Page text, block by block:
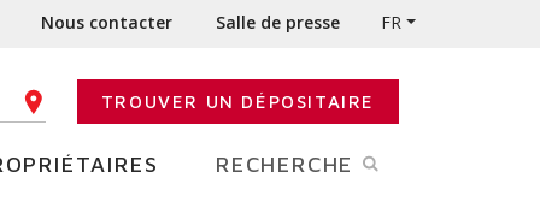
Nous contacter Salle de presse FR
CODE POSTALTROUVER UN DÉPOSITAIRE
RECHERCHE